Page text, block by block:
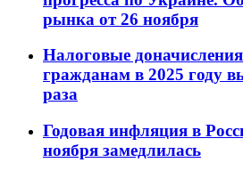
рынка от 26 ноября
Налоговые
гражданам в 2025 году
раза
Годовая инфляция в
ноября замедлилась